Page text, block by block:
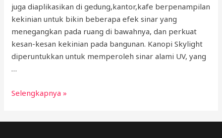
juga diaplikasikan di gedung,kantor,kafe berpenampilan
kekinian untuk bikin beberapa efek sinar yang
menegangkan pada ruang di bawahnya, dan perkuat
kesan-kesan kekinian pada bangunan. Kanopi Skylight
diperuntukkan untuk memperoleh sinar alami UV, yang
…
Kanopi
Selengkapnya »